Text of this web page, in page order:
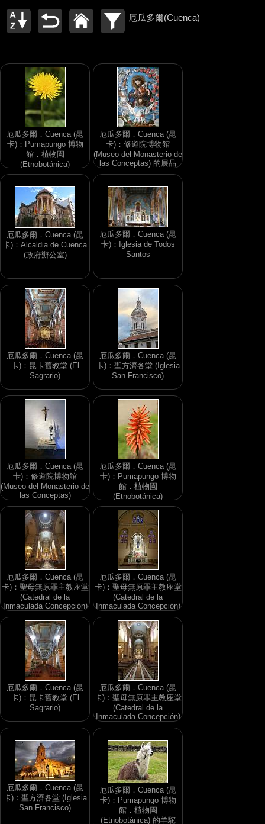
厄瓜多爾(Cuenca)
厄瓜多爾．Cuenca (昆
卡)：Pumapungo 博物
館．植物園
(Etnobotánica)
厄瓜多爾．Cuenca (昆
卡)：修道院博物館
(Museo del Monasterio de
las Conceptas) 的展品
厄瓜多爾．Cuenca (昆
卡)：Alcaldia de Cuenca
(政府辦公室)
厄瓜多爾．Cuenca (昆
卡)：Iglesia de Todos
Santos
厄瓜多爾．Cuenca (昆
卡)：昆卡舊教堂 (El
Sagrario)
厄瓜多爾．Cuenca (昆
卡)：聖方濟各堂 (Iglesia
San Francisco)
厄瓜多爾．Cuenca (昆
卡)：修道院博物館
(Museo del Monasterio de
las Conceptas)
厄瓜多爾．Cuenca (昆
卡)：Pumapungo 博物
館．植物園
(Etnobotánica)
厄瓜多爾．Cuenca (昆
卡)：聖母無原罪主教座堂
(Catedral de la
Inmaculada Concepción)
厄瓜多爾．Cuenca (昆
卡)：聖母無原罪主教座堂
(Catedral de la
Inmaculada Concepción)
厄瓜多爾．Cuenca (昆
卡)：昆卡舊教堂 (El
Sagrario)
厄瓜多爾．Cuenca (昆
卡)：聖母無原罪主教座堂
(Catedral de la
Inmaculada Concepción)
厄瓜多爾．Cuenca (昆
卡)：聖方濟各堂 (Iglesia
San Francisco)
厄瓜多爾．Cuenca (昆
卡)：Pumapungo 博物
館．植物園
(Etnobotánica) 的羊駝